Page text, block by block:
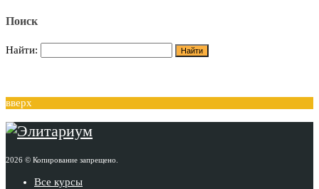
Поиск
Найти:
вверх
2026 © Копирование запрещено.
Все курсы